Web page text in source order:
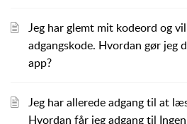
Jeg har glemt mit kodeord og
adgangskode. Hvordan gør jeg
app?
Jeg har allerede adgang til at
Hvordan får jeg adgang til